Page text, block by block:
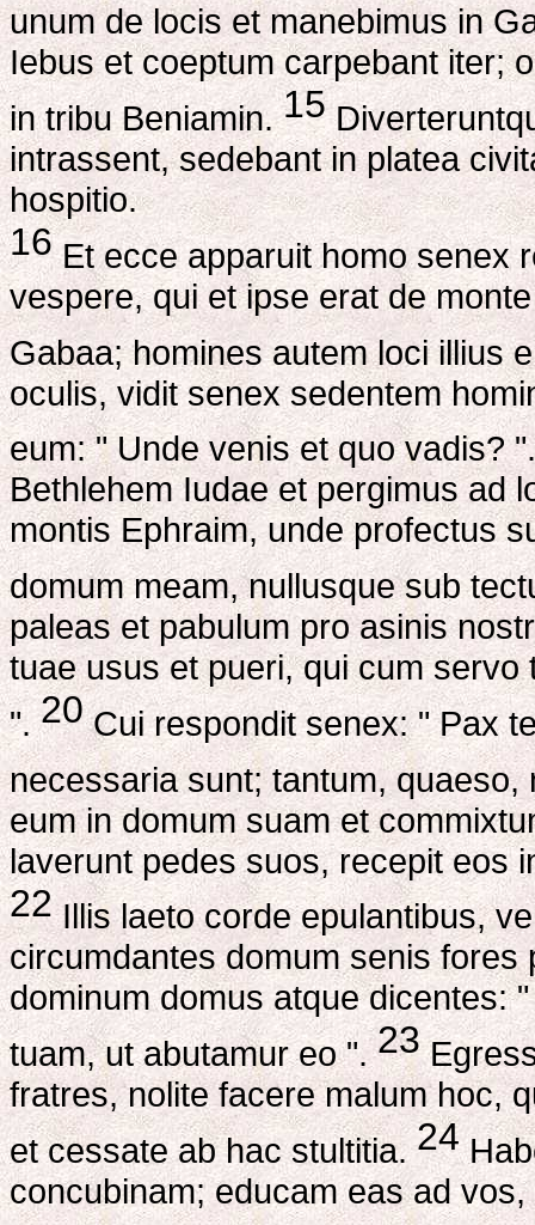
unum de locis et manebimus in
Iebus et coeptum carpebant iter;
in tribu Beniamin.15
intrassent, sedebant in platea
hospitio.
16Et ecce apparuit homo senex
vespere, qui et ipse erat de
Gabaa; homines autem loci illius
oculis, vidit senex sedentem
eum: " Unde venis et quo vadis?
Bethlehem Iudae et pergimus ad
montis Ephraim, unde profectus
domum meam, nullusque sub
paleas et pabulum pro asinis
tuae usus et pueri, qui cum
".20Cui respondit senex: " Pax
necessaria sunt; tantum,
eum in domum suam et
laverunt pedes suos, recepit eos
22Illis laeto corde epulantibus,
circumdantes domum senis
dominum domus atque dicentes:
tuam, ut abutamur eo ".23
fratres, nolite facere malum hoc,
et cessate ab hac stultitia.24
concubinam; educam eas ad